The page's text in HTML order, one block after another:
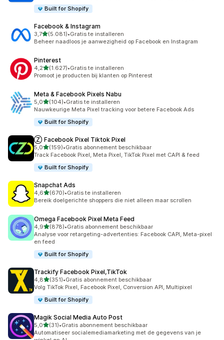
Built for Shopify
Facebook & Instagram
3,7van 5 sterren
(5.081)
5081 recensies in totaal
•Gratis te installeren
Beheer naadloos je aanwezigheid op Facebook en Instagram
Pinterest
4,2van 5 sterren
(1.627)
1627 recensies in totaal
•Gratis te installeren
Promoot je producten bij klanten op Pinterest
Meta & Facebook Pixels Nabu
5,0van 5 sterren
(104)
104 recensies in totaal
•Gratis te installeren
Nauwkeurige Meta Pixel tracking voor betere Facebook Ads
Built for Shopify
Ⓩ Facebook Pixel Tiktok Pixel
5,0van 5 sterren
(159)
159 recensies in totaal
•Gratis abonnement beschikbaar
Track Facebook Pixel, Meta Pixel, TikTok Pixel met CAPI & feed
Built for Shopify
Snapchat Ads
4,6van 5 sterren
(670)
670 recensies in totaal
•Gratis te installeren
Bereik doelgerichte shoppers die niet alleen maar scrollen
Omega Facebook Pixel Meta Feed
4,9van 5 sterren
(878)
878 recensies in totaal
•Gratis abonnement beschikbaar
Analyse voor retargeting-advertenties: Facebook CAPI, Meta-pixel
en feed
Built for Shopify
Trackify Facebook Pixel,TikTok
4,8van 5 sterren
(351)
351 recensies in totaal
•Gratis abonnement beschikbaar
Volg TikTok Pixel, Facebook Pixel, Conversion API, Multipixel
Built for Shopify
Magik Social Media Auto Post
5,0van 5 sterren
(31)
31 recensies in totaal
•Gratis abonnement beschikbaar
Automatiseer socialemediamarketing met de gegevens van je